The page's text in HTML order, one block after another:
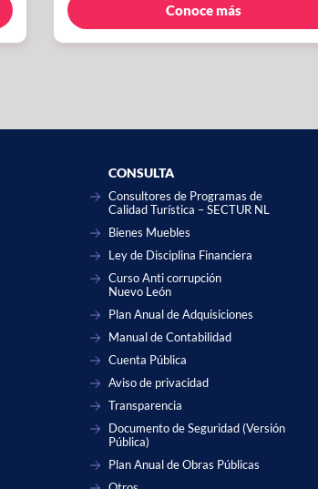
Conoce más
CONSULTA
Consultores de Programas de
Calidad Turística – SECTUR NL
Bienes Muebles
Ley de Disciplina Financiera
Curso Anti corrupción
Nuevo León
Plan Anual de Adquisiciones
Manual de Contabilidad
Cuenta Pública
Aviso de privacidad
Transparencia
Documento de Seguridad (Versión
Pública)
Plan Anual de Obras Públicas